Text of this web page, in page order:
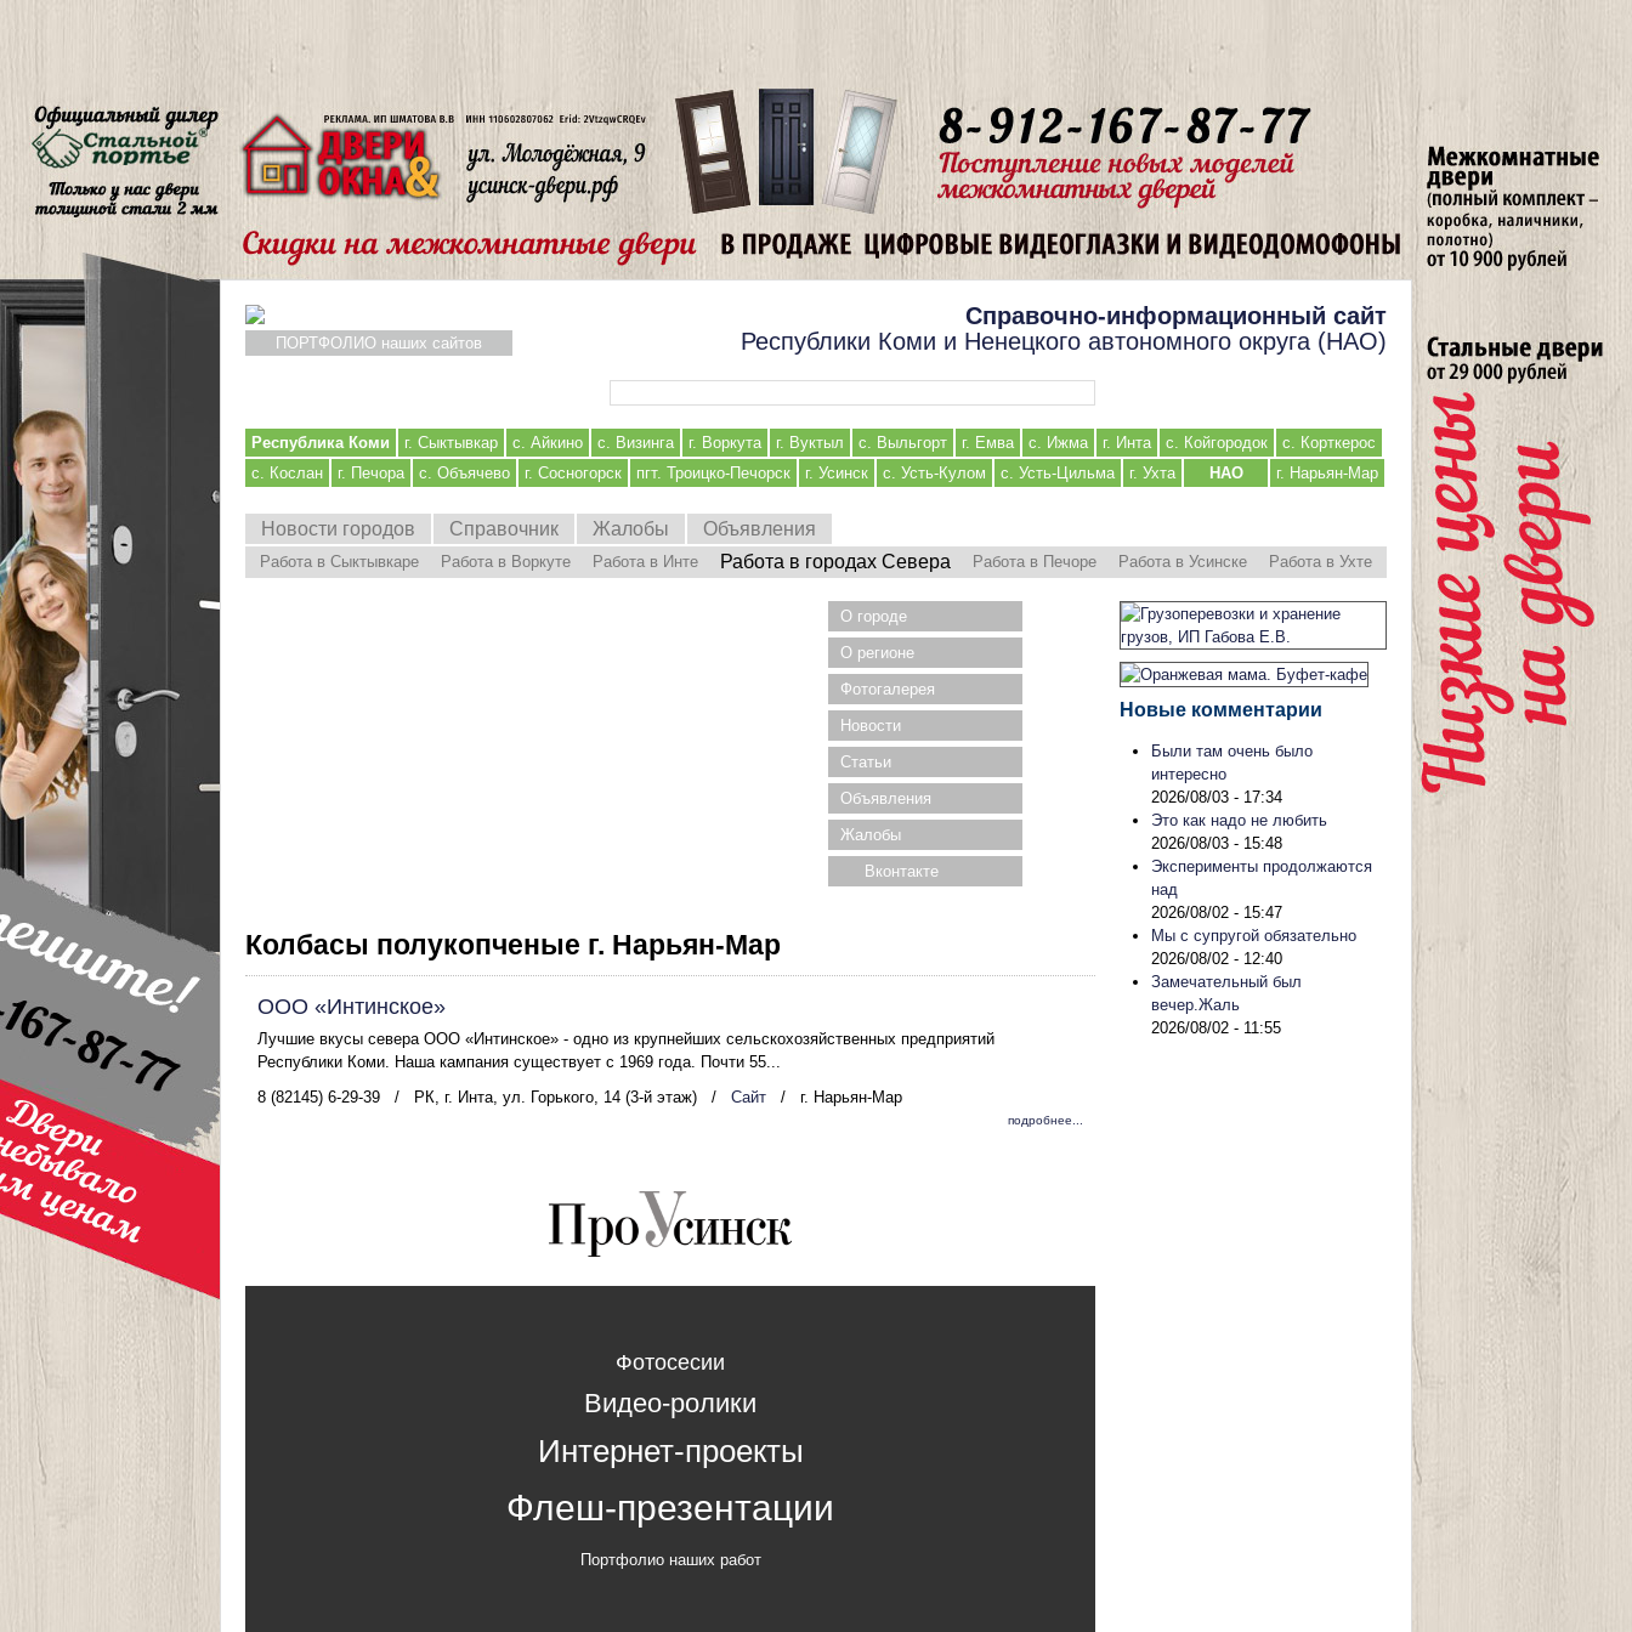
ПОРТФОЛИО наших сайтов
Справочно-информационный сайт
Республики Коми и Ненецкого автономного округа (НАО)
Республика Коми г. Сыктывкар с. Айкино с. Визинга г. Воркута г. Вуктыл с. Выльгорт г. Емва с. Ижма г. Инта с. Койгородок
с. Корткерос
с. Кослан
г. Печора с. Объячево г. Сосногорск пгт. Троицко-Печорск г. Усинск с. Усть-Кулом с. Усть-Цильма г. Ухта НАО г. Нарьян-Мар
Новости городов Справочник Жалобы Объявления
Работа в Сыктывкаре Работа в Воркуте Работа в Инте Работа в городах Севера Работа в Печоре Работа в Усинске Работа в Ухте
О городе
О регионе
Фотогалерея
Новости
Статьи
Объявления
Жалобы
Вконтакте
Колбасы полукопченые г. Нарьян-Мар
ООО «Интинское»
Лучшие вкусы севера ООО «Интинское» - одно из крупнейших сельскохозяйственных предприятий
Республики Коми. Наша кампания существует с 1969 года. Почти 55...
8 (82145) 6-29-39
/ РК, г. Инта, ул. Горького, 14 (3-й этаж) / Сайт / г. Нарьян-Мар
подробнее...
Фотосесии
Видео-ролики
Интернет-проекты
Флеш-презентации
Портфолио наших работ
Новые комментарии
Были там очень было
интересно
2026/08/03 - 17:34
Это как надо не любить
2026/08/03 - 15:48
Эксперименты продолжаются
над
2026/08/02 - 15:47
Мы с супругой обязательно
2026/08/02 - 12:40
Замечательный был
вечер.Жаль
2026/08/02 - 11:55